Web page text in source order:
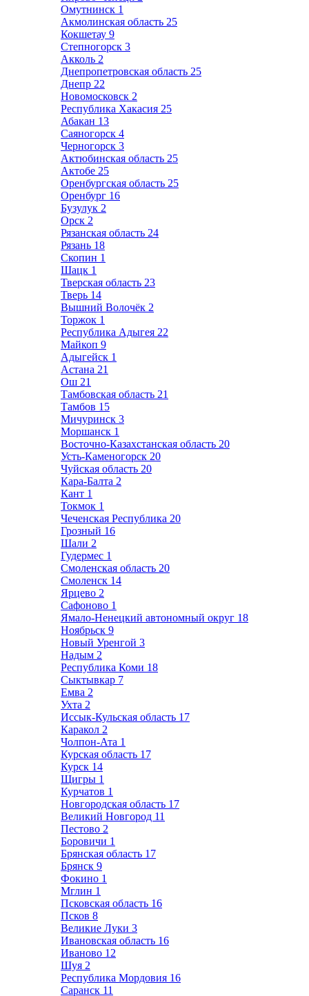
Омутнинск 1
Акмолинская область 25
Кокшетау 9
Степногорск 3
Акколь 2
Днепропетровская область 25
Днепр 22
Новомосковск 2
Республика Хакасия 25
Абакан 13
Саяногорск 4
Черногорск 3
Актюбинская область 25
Актобе 25
Оренбургская область 25
Оренбург 16
Бузулук 2
Орск 2
Рязанская область 24
Рязань 18
Скопин 1
Шацк 1
Тверская область 23
Тверь 14
Вышний Волочёк 2
Торжок 1
Республика Адыгея 22
Майкоп 9
Адыгейск 1
Астана 21
Ош 21
Тамбовская область 21
Тамбов 15
Мичуринск 3
Моршанск 1
Восточно-Казахстанская область 20
Усть-Каменогорск 20
Чуйская область 20
Кара-Балта 2
Кант 1
Токмок 1
Чеченская Республика 20
Грозный 16
Шали 2
Гудермес 1
Смоленская область 20
Смоленск 14
Ярцево 2
Сафоново 1
Ямало-Ненецкий автономный округ 18
Ноябрьск 9
Новый Уренгой 3
Надым 2
Республика Коми 18
Сыктывкар 7
Емва 2
Ухта 2
Иссык-Кульская область 17
Каракол 2
Чолпон-Ата 1
Курская область 17
Курск 14
Щигры 1
Курчатов 1
Новгородская область 17
Великий Новгород 11
Пестово 2
Боровичи 1
Брянская область 17
Брянск 9
Фокино 1
Мглин 1
Псковская область 16
Псков 8
Великие Луки 3
Ивановская область 16
Иваново 12
Шуя 2
Республика Мордовия 16
Саранск 11